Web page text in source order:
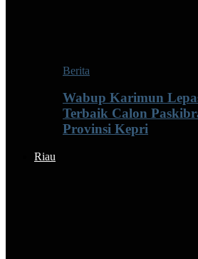
Berita
Wabup Karimun
Terbaik Calon
Provinsi Kepri
Riau